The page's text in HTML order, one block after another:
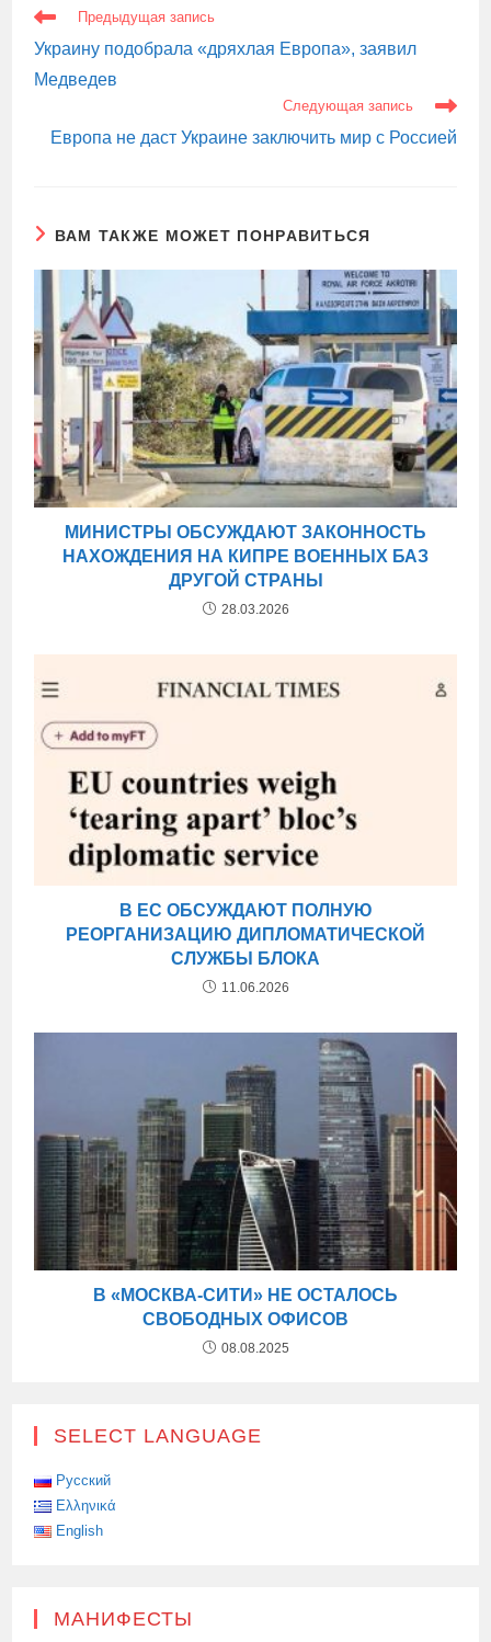
ЕЩЕ
СТАТЬИ
Предыдущая запись
Украину подобрала «дряхлая Европа», заявил
Медведев
Следующая запись
Европа не даст Украине заключить мир с Россией
ВАМ ТАКЖЕ МОЖЕТ ПОНРАВИТЬСЯ
МИНИСТРЫ ОБСУЖДАЮТ ЗАКОННОСТЬ
НАХОЖДЕНИЯ НА КИПРЕ ВОЕННЫХ БАЗ
ДРУГОЙ СТРАНЫ
28.03.2026
В ЕС ОБСУЖДАЮТ ПОЛНУЮ
РЕОРГАНИЗАЦИЮ ДИПЛОМАТИЧЕСКОЙ
СЛУЖБЫ БЛОКА
11.06.2026
В «МОСКВА-СИТИ» НЕ ОСТАЛОСЬ
СВОБОДНЫХ ОФИСОВ
08.08.2025
SELECT LANGUAGE
Русский
Ελληνικά
English
МАНИФЕСТЫ